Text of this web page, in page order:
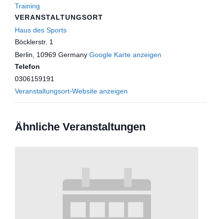
Training
VERANSTALTUNGSORT
Haus des Sports
Böcklerstr. 1
Berlin
10969 Germany Google Karte anzeigen
Telefon
0306159191
Veranstaltungsort-Website anzeigen
Ähnliche Veranstaltungen